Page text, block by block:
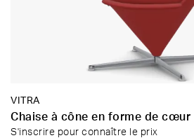
VITRA
Chaise à cône en forme de cœur
S'inscrire pour connaître le prix